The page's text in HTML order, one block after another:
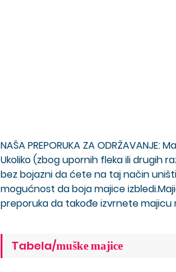
NAŠA PREPORUKA ZA
Ukoliko (zbog upornih fleka ili drugih
bez bojazni da ćete na taj način
mogućnost da boja majice
preporuka da takođe izvrnete majicu
Tabela/muškemajice